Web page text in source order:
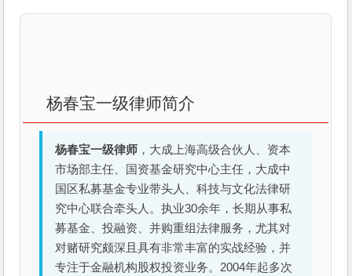
杨春宝一级律师简介
杨春宝一级律师 ，大成上海高级合伙人、资本
市场部主任、国资基金研究中心主任，大成中
国区私募基金专业带头人、科技与文化法律研
究中心联合牵头人。执业30余年，长期从事私
募基金、投融资、并购重组法律服务，尤其对
对赌研究颇深且具有非常丰富的实战经验，并
专注于金融机构股权投资业务。2004年起多次